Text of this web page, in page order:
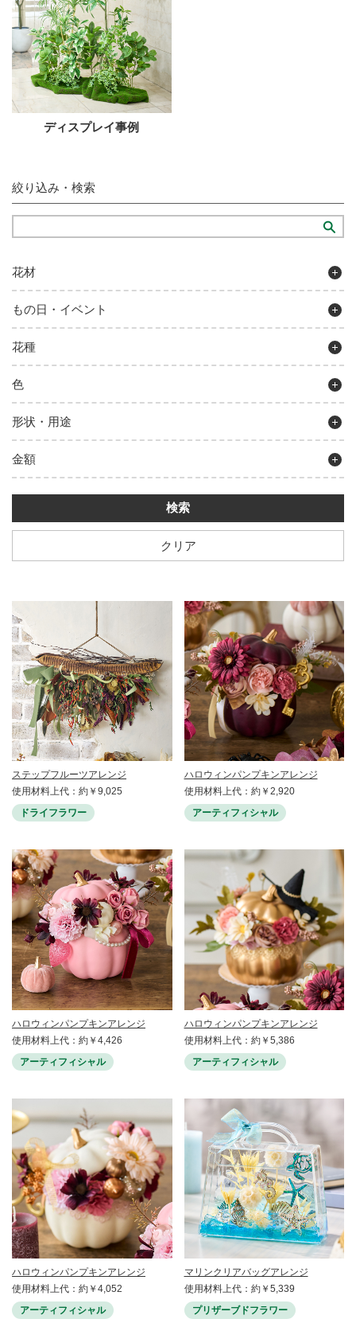
ディスプレイ事例
絞り込み・検索
花材
もの日・イベント
花種
色
形状・用途
金額
クリア
ステップフルーツアレンジ
使用材料上代：約￥9,025
ドライフラワー
ハロウィンパンプキンアレンジ
使用材料上代：約￥2,920
アーティフィシャル
ハロウィンパンプキンアレンジ
使用材料上代：約￥4,426
アーティフィシャル
ハロウィンパンプキンアレンジ
使用材料上代：約￥5,386
アーティフィシャル
ハロウィンパンプキンアレンジ
使用材料上代：約￥4,052
アーティフィシャル
マリンクリアバッグアレンジ
使用材料上代：約￥5,339
プリザーブドフラワー